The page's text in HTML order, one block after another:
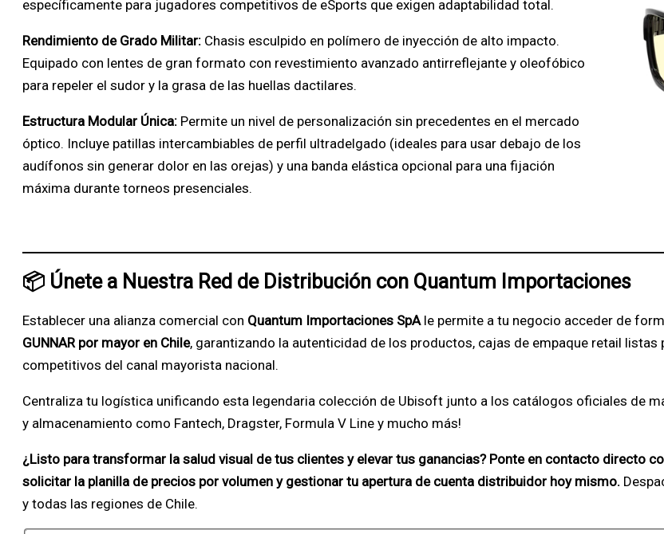
específicamente para jugadores competitivos de eSports que exigen adaptabilidad total.
Rendimiento de Grado Militar: Chasis esculpido en polímero de inyección de alto impacto.
Equipado con lentes de gran formato con revestimiento avanzado antirreflejante y oleofóbico
para repeler el sudor y la grasa de las huellas dactilares.
Estructura Modular Única: Permite un nivel de personalización sin precedentes en el mercado
óptico. Incluye patillas intercambiables de perfil ultradelgado (ideales para usar debajo de los
audífonos sin generar dolor en las orejas) y una banda elástica opcional para una fijación
máxima durante torneos presenciales.
📦 Únete a Nuestra Red de Distribución con Quantum Importaciones
Establecer una alianza comercial con Quantum Importaciones SpAle permite a tu negocio acceder de
GUNNAR por mayor en Chile, garantizando la autenticidad de los productos, cajas de empaque retail listas
competitivos del canal mayorista nacional.
Centraliza tu logística unificando esta legendaria colección de Ubisoft junto a los catálogos oficiales de
y almacenamiento como Fantech, Dragster, Formula V Line y mucho más!
¿Listo para transformar la salud visual de tus clientes y elevar tus ganancias? Ponte en contacto directo
solicitar la planilla de precios por volumen y gestionar tu apertura de cuenta distribuidor hoy mismo.
y todas las regiones de Chile.